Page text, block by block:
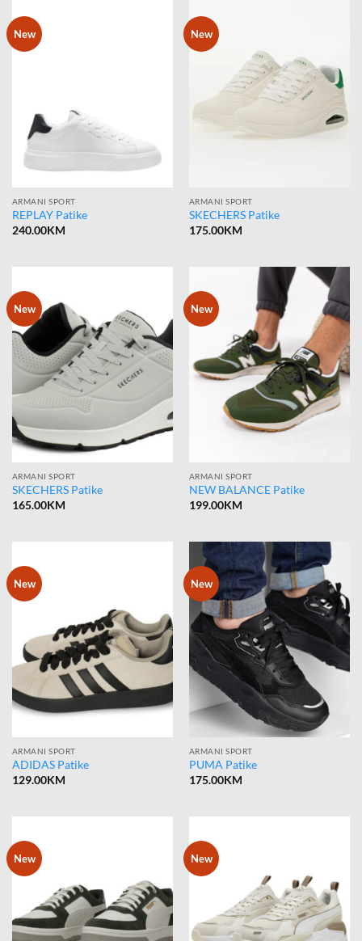
New
ARMANI SPORT
REPLAY Patike
240.00KM
New
ARMANI SPORT
SKECHERS Patike
175.00KM
New
ARMANI SPORT
SKECHERS Patike
165.00KM
New
ARMANI SPORT
NEW BALANCE Patike
199.00KM
New
ARMANI SPORT
ADIDAS Patike
129.00KM
New
ARMANI SPORT
PUMA Patike
175.00KM
New New